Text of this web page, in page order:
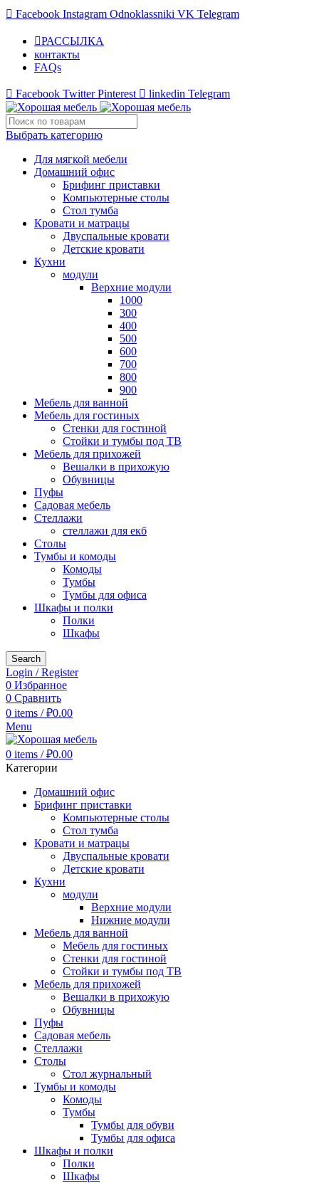
Facebook Instagram Odnoklassniki VK Telegram
РАССЫЛКА
контакты
FAQs
Facebook Twitter Pinterest linkedin Telegram
Выбрать категорию
Для мягкой мебели
Домашний офис
Брифинг приставки
Компьютерные столы
Стол тумба
Кровати и матрацы
Двуспальные кровати
Детские кровати
Кухни
модули
Верхние модули
1000
300
400
500
600
700
800
900
Мебель для ванной
Мебель для гостиных
Стенки для гостиной
Стойки и тумбы под ТВ
Мебель для прихожей
Вешалки в прихожую
Обувницы
Пуфы
Садовая мебель
Стеллажи
стеллажи для екб
Столы
Тумбы и комоды
Комоды
Тумбы
Тумбы для офиса
Шкафы и полки
Полки
Шкафы
Search
Login / Register
0 Избранное
0 Сравнить
0 items / ₽0.00
Menu
0 items / ₽0.00
Категории
Домашний офис
Брифинг приставки
Компьютерные столы
Стол тумба
Кровати и матрацы
Двуспальные кровати
Детские кровати
Кухни
модули
Верхние модули
Нижние модули
Мебель для ванной
Мебель для гостиных
Стенки для гостиной
Стойки и тумбы под ТВ
Мебель для прихожей
Вешалки в прихожую
Обувницы
Пуфы
Садовая мебель
Стеллажи
Столы
Стол журнальный
Тумбы и комоды
Комоды
Тумбы
Тумбы для обуви
Тумбы для офиса
Шкафы и полки
Полки
Шкафы